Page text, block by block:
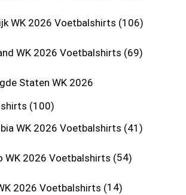
WK 2026 Voetbalshirts 106
WK 2026 Voetbalshirts 69
Staten WK 2026
100
WK 2026 Voetbalshirts 41
WK 2026 Voetbalshirts 54
2026 Voetbalshirts 14